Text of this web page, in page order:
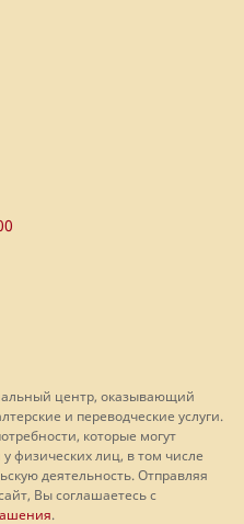
центр, оказывающий
и переводческие услуги.
которые могут
физических лиц, в том числе
деятельность. Отправляя
Вы соглашаетесь с
.